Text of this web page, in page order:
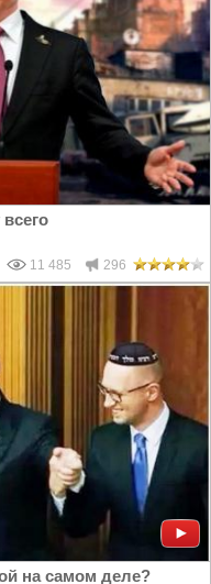
11 485 296
на самом деле?